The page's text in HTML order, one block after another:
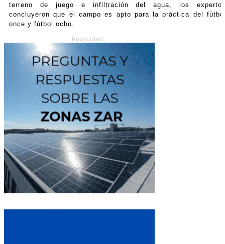
terreno de juego e infiltración del agua, los
concluyeron que el campo es apto para la práctica del
once y fútbol ocho.
Publicidad